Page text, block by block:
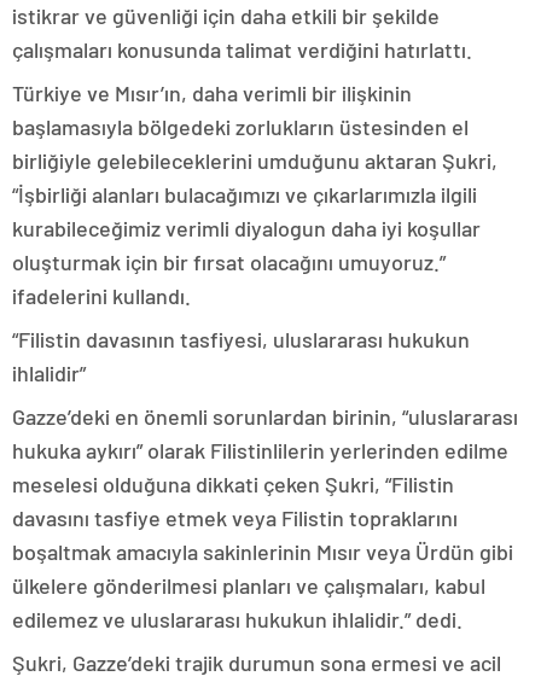
istikrar ve güvenliği için daha etkili bir şekilde
çalışmaları konusunda talimat verdiğini hatırlattı.
Türkiye ve Mısır’ın, daha verimli bir ilişkinin
başlamasıyla bölgedeki zorlukların üstesinden el
birliğiyle gelebileceklerini umduğunu aktaran Şukri,
“İşbirliği alanları bulacağımızı ve çıkarlarımızla ilgili
kurabileceğimiz verimli diyalogun daha iyi koşullar
oluşturmak için bir fırsat olacağını umuyoruz.”
ifadelerini kullandı.
“Filistin davasının tasfiyesi, uluslararası hukukun
ihlalidir”
Gazze’deki en önemli sorunlardan birinin, “uluslararası
hukuka aykırı” olarak Filistinlilerin yerlerinden edilme
meselesi olduğuna dikkati çeken Şukri, “Filistin
davasını tasfiye etmek veya Filistin topraklarını
boşaltmak amacıyla sakinlerinin Mısır veya Ürdün gibi
ülkelere gönderilmesi planları ve çalışmaları, kabul
edilemez ve uluslararası hukukun ihlalidir.” dedi.
Şukri, Gazze’deki trajik durumun sona ermesi ve acil